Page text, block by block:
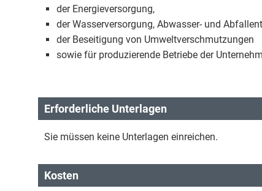
der Energieversorgung,
der Wasserversorgung, Abwasser- und
der Beseitigung von Umweltverschmutzungen
sowie für produzierende Betriebe der
Erforderliche Unterlagen
Sie müssen keine Unterlagen einreichen.
Kosten